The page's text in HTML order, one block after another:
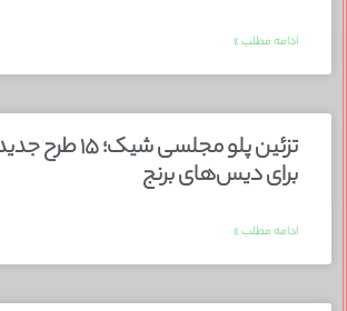
ادامه مطلب »
تزئین پلو مجلسی
برای دیس‌های برنج
ادامه مطلب »